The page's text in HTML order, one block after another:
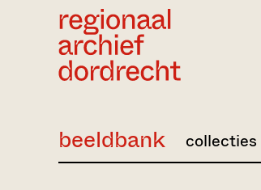
beeldbank collecties